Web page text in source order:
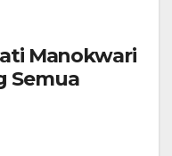
Manokwari
Semua